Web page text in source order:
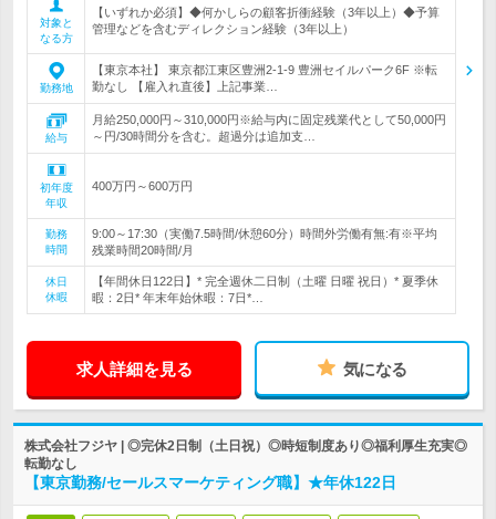
対象と
なる方
【いずれか必須】◆何かしらの顧客折衝経験（3年以上）◆予算
管理などを含むディレクション経験（3年以上）
勤務地
【東京本社】 東京都江東区豊洲2-1-9 豊洲セイルパーク6F ※転
勤なし 【雇入れ直後】上記事業…
給与
月給250,000円～310,000円※給与内に固定残業代として50,000円
～円/30時間分を含む。超過分は追加支…
初年度
年収
400万円～600万円
勤務
時間
9:00～17:30（実働7.5時間/休憩60分）時間外労働有無:有※平均
残業時間20時間/月
休日
休暇
【年間休日122日】* 完全週休二日制（土曜 日曜 祝日）* 夏季休
暇：2日* 年末年始休暇：7日*…
求人詳細を見る 気になる
株式会社フジヤ | ◎完休2日制（土日祝）◎時短制度あり◎福利厚生充実◎
転勤なし
【東京勤務/セールスマーケティング職】★年休122日